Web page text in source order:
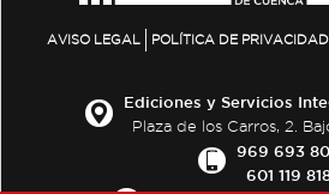
AVISO LEGAL POLÍTICA DE PRIVACIDAD
Ediciones y Servicios
Plaza de los Carros, 2.
969 693
601 119